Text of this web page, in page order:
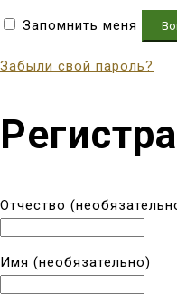
Запомнить меня
Забыли свой пароль?
Отчество
Имя (необязательно)